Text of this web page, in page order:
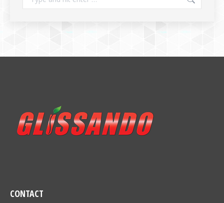
CONTACT